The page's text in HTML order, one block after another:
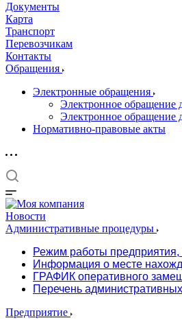
Документы
Карта
Транспорт
Перевозчикам
Контакты
Обращения
Электронные обращения
Электронное обращение
Электронное обращение
Нормативно-правовые акты
Новости
Административные процедуры
Режим работы
Информация о месте
ГРАФИК оперативного
Перечень
Предприятие